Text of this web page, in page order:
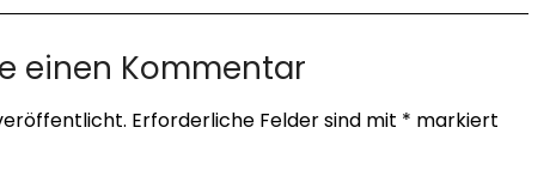
einen Kommentar
Erforderliche Felder sind mit * markiert